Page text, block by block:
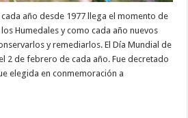
año desde 1977 llega el momento de
Humedales y como cada año nuevos
y remediarlos. El Día Mundial de
2 de febrero de cada año. Fue decretado
elegida en conmemoración a